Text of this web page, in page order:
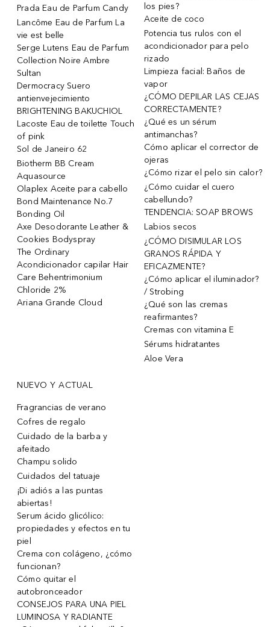
Prada Eau de Parfum Candy
Lancôme Eau de Parfum La
vie est belle
Serge Lutens Eau de Parfum
Collection Noire Ambre
Sultan
Dermocracy Suero
antienvejecimiento
BRIGHTENING BAKUCHIOL
Lacoste Eau de toilette Touch
of pink
Sol de Janeiro 62
Biotherm BB Cream
Aquasource
Olaplex Aceite para cabello
Bond Maintenance No.7
Bonding Oil
Axe Desodorante Leather &
Cookies Bodyspray
The Ordinary
Acondicionador capilar Hair
Care Behentrimonium
Chloride 2%
Ariana Grande Cloud
los pies?
Aceite de coco
Potencia tus rulos con el
acondicionador para pelo
rizado
Limpieza facial: Baños de
vapor
¿CÓMO DEPILAR LAS CEJAS
CORRECTAMENTE?
¿Qué es un sérum
antimanchas?
Cómo aplicar el corrector de
ojeras
¿Cómo rizar el pelo sin calor?
¿Cómo cuidar el cuero
cabellundo?
TENDENCIA: SOAP BROWS
Labios secos
¿CÓMO DISIMULAR LOS
GRANOS RÁPIDA Y
EFICAZMENTE?
¿Cómo aplicar el iluminador?
/ Strobing
¿Qué son las cremas
reafirmantes?
Cremas con vitamina E
Sérums hidratantes
Aloe Vera
NUEVO Y ACTUAL
Fragrancias de verano
Cofres de regalo
Cuidado de la barba y
afeitado
Champu solido
Cuidados del tatuaje
¡Di adiós a las puntas
abiertas!
Serum ácido glicólico:
propiedades y efectos en tu
piel
Crema con colágeno, ¿cómo
funcionan?
Cómo quitar el
autobronceador
CONSEJOS PARA UNA PIEL
LUMINOSA Y RADIANTE